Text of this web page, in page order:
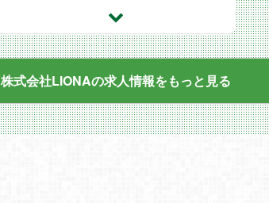
株式会社LIONAの求人情報をもっと見る